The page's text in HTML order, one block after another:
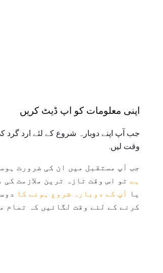
اپنی معلومات کو اپ ڈیٹ کریں
جب آپ اپنے دوبارہ شروع کے لئے ارد گرد
وقت لیں.
جب آپ مستقبل میں ان کی ضرورت
ہے تو اس وقت تازہ ترین ملازمت
یا آپ کے دوبارہ شروع ہونے کا
کرنے کے لئے وقت لگائیں کہ تمام